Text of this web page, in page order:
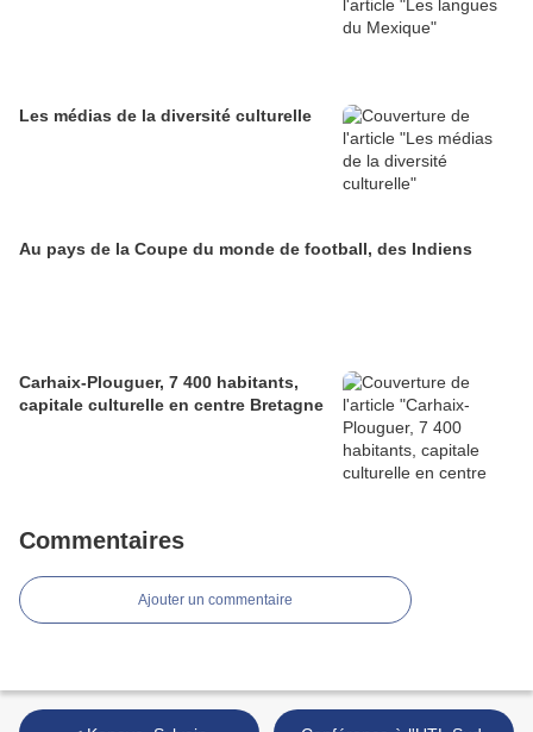
Les médias de la diversité culturelle
Au pays de la Coupe du monde de football, des Indiens
Carhaix-Plouguer, 7 400 habitants,
capitale culturelle en centre Bretagne
Commentaires
Ajouter un commentaire